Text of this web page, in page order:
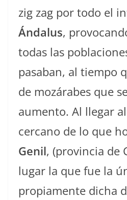
zig zag por todo el
Ándalus,
todas las
pasaban, al tiempo
de mozárabes que
aumento. Al llegar
cercano de lo que
Genil, (provincia de
lugar la que fue la
propiamente dicha